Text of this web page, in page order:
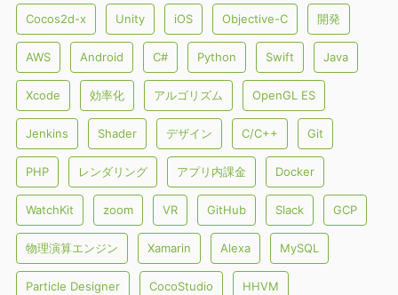
Cocos2d-x Unity iOS Objective-C 開発
AWS Android C# Python Swift Java
Xcode 効率化 アルゴリズム OpenGL ES
Jenkins Shader デザイン C/C++ Git
PHP レンダリング アプリ内課金 Docker
WatchKit zoom VR GitHub Slack GCP
物理演算エンジン Xamarin Alexa MySQL
Particle Designer CocoStudio HHVM